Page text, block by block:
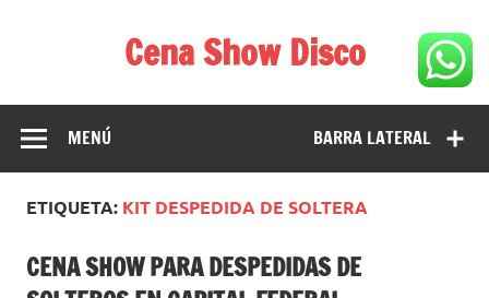
Cena Show Disco
Cena Show Disco – DISCO CENA SHOW GUIA DE
RESTAURANTES
BARRA LATERAL
MENÚ
ETIQUETA: KIT DESPEDIDA DE SOLTERA
CENA SHOW PARA DESPEDIDAS DE